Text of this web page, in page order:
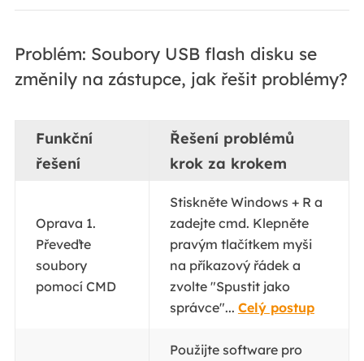
Problém: Soubory USB flash disku se
změnily na zástupce, jak řešit problémy?
Funkční
řešení
Řešení problémů
krok za krokem
Oprava 1.
Převeďte
soubory
pomocí CMD
Stiskněte Windows + R a
zadejte cmd. Klepněte
pravým tlačítkem myši
na příkazový řádek a
zvolte "Spustit jako
správce"... Celý postup
Použijte software pro